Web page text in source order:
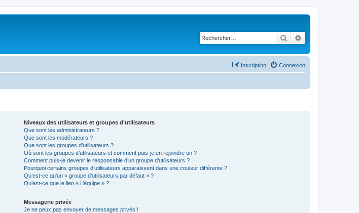
Rechercher
Connexion
Inscription
Niveaux des utilisateurs et groupes d’utilisateurs
Que sont les administrateurs ?
Que sont les modérateurs ?
Que sont les groupes d’utilisateurs ?
Où sont les groupes d’utilisateurs et comment puis-je en rejoindre un ?
Comment puis-je devenir le responsable d’un groupe d’utilisateurs ?
Pourquoi certains groupes d’utilisateurs apparaissent dans une couleur différente ?
Qu’est-ce qu’un « groupe d’utilisateurs par défaut » ?
Qu’est-ce que le lien « L’équipe » ?
Messagerie privée
Je ne peux pas envoyer de messages privés !